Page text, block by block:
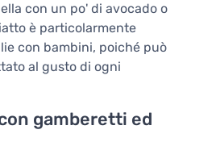
con un po' di avocado o
è particolarmente
con bambini, poiché può
al gusto di ogni
gamberetti ed